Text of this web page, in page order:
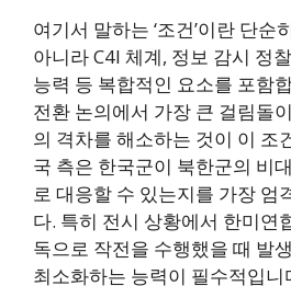
여기서 말하는 ‘조건’이란 단순
아니라 C4I 체계, 정보 감시 정
능력 등 복합적인 요소를 포함
전환 논의에서 가장 큰 걸림돌
의 격차를 해소하는 것이 이 조
국 측은 한국군이 북한군의 비
로 대응할 수 있는지를 가장 엄
다. 특히 전시 상황에서 한미연
독으로 작전을 수행했을 때 발
최소화하는 능력이 필수적입니